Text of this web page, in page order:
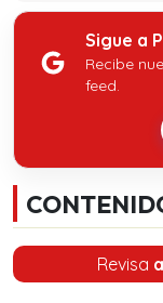
Sigue a
Recibe
feed.
Revisa